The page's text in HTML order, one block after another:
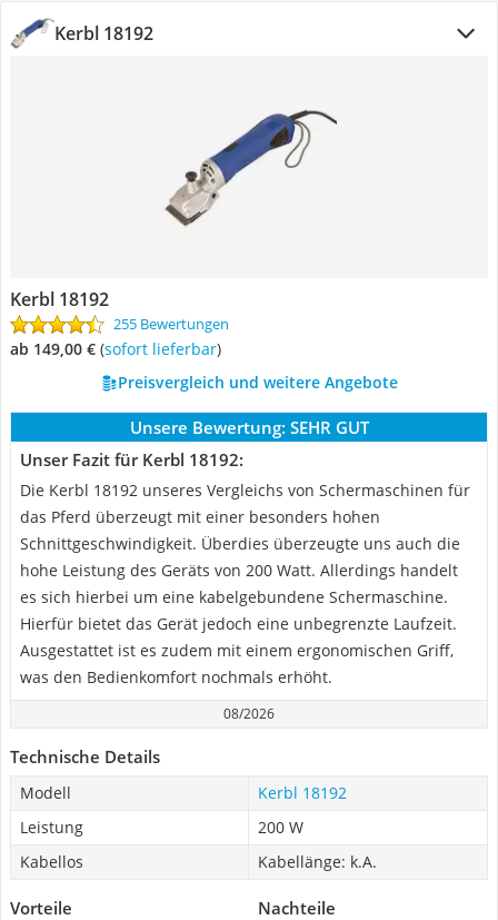
Kerbl 18192
Kerbl 18192
255 Bewertungen
ab 149,00 € ( Sofort lieferbar)
Preisvergleich und weitere Angebote
Unsere Bewertung: SEHR GUT
Unser Fazit für Kerbl 18192:
Die Kerbl 18192 unseres Vergleichs von Schermaschinen für
das Pferd überzeugt mit einer besonders hohen
Schnittgeschwindigkeit. Überdies überzeugte uns auch die
hohe Leistung des Geräts von 200 Watt. Allerdings handelt
es sich hierbei um eine kabelgebundene Schermaschine.
Hierfür bietet das Gerät jedoch eine unbegrenzte Laufzeit.
Ausgestattet ist es zudem mit einem ergonomischen Griff,
was den Bedienkomfort nochmals erhöht.
08/2026
Technische Details
Modell
Kerbl 18192
Leistung
200 W
Kabellos
Kabellänge: k.A.
Vorteile Nachteile